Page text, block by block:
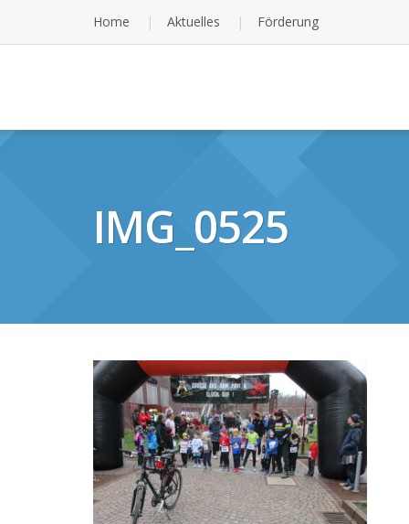
content
Home Aktuelles Förderung
IMG_0525